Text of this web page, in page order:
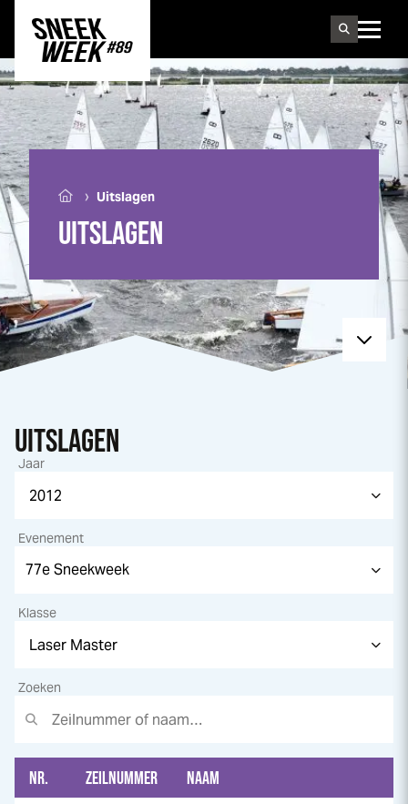
UITSLAGEN
› Uitslagen
UITSLAGEN
Jaar
Evenement
Klasse
Zoeken
NR. ZEILNUMMER NAAM